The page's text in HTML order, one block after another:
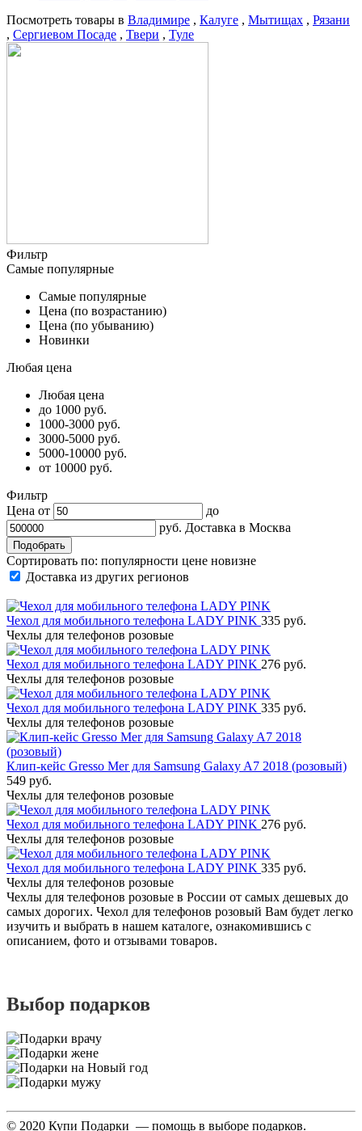
Посмотреть товары в Владимире , Калуге , Мытищах , Рязани
, Сергиевом Посаде , Твери , Туле
Фильтр
Самые популярные
Самые популярные
Цена (по возрастанию)
Цена (по убыванию)
Новинки
Любая цена
Любая цена
до 1000 руб.
1000-3000 руб.
3000-5000 руб.
5000-10000 руб.
от 10000 руб.
Фильтр
Цена от
до
руб. Доставка в Москва
Сортировать по: популярности цене новизне
Доставка из других регионов
Чехол для мобильного телефона LADY PINK 335 руб.
Чехлы для телефонов розовые
Чехол для мобильного телефона LADY PINK 276 руб.
Чехлы для телефонов розовые
Чехол для мобильного телефона LADY PINK 335 руб.
Чехлы для телефонов розовые
Клип-кейс Gresso Mer для Samsung Galaxy A7 2018 (розовый)
549 руб.
Чехлы для телефонов розовые
Чехол для мобильного телефона LADY PINK 276 руб.
Чехлы для телефонов розовые
Чехол для мобильного телефона LADY PINK 335 руб.
Чехлы для телефонов розовые
Чехлы для телефонов розовые в России от самых дешевых до
самых дорогих. Чехол для телефонов розовый Вам будет легко
изучить и выбрать в нашем каталоге, ознакомившись с
описанием, фото и отзывами товаров.
Выбор подарков
© 2020 Купи Подарки — помощь в выборе подарков.